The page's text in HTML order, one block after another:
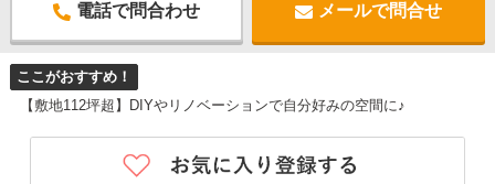
電話で問合わせ メールで問合せ
ここがおすすめ！
【敷地112坪超】DIYやリノベーションで自分好みの空間に♪